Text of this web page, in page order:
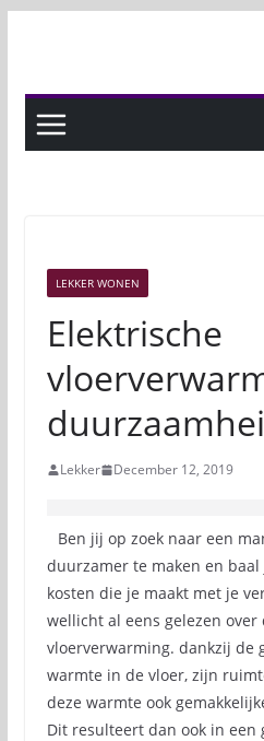
LEKKER WONEN
Elektrische
Lekker December 12, 2019
Ben jij op zoek naar een
duurzamer te maken en baal
kosten die je maakt met je
wellicht al eens gelezen
vloerverwarming. dankzij de
warmte in de vloer, zijn
deze warmte ook
Dit resulteert dan ook in een